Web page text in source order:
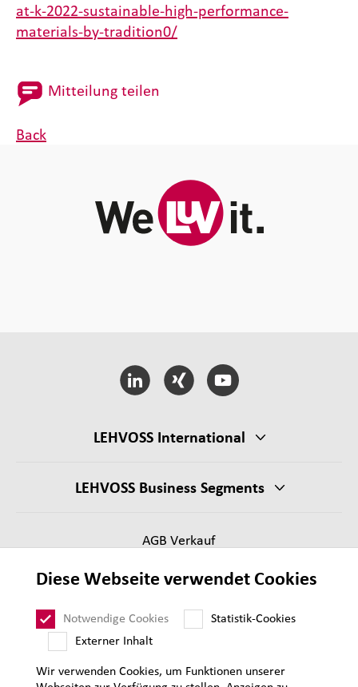
at-k-2022-sustainable-high-performance-
materials-by-tradition0/
Mitteilung teilen
Back
LEHVOSS International
LEHVOSS Business Segments
AGB Verkauf
Impressum
Datenschutz
Diese Webseite verwendet Cookies
Notwendige Cookies
Statistik-Cookies
Externer Inhalt
Wir verwenden Cookies, um Funktionen unserer